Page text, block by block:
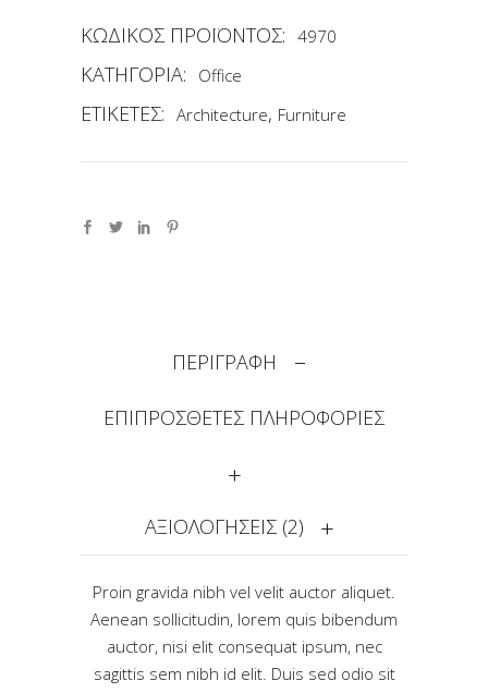
ΚΩΔΙΚΟΣ ΠΡΟΪΟΝΤΟΣ: 4970
ΚΑΤΗΓΟΡΙΑ: Office
ΕΤΙΚΕΤΕΣ: Architecture, Furniture
ΠΕΡΙΓΡΑΦΗ
ΕΠΙΠΡΟΣΘΕΤΕΣ ΠΛΗΡΟΦΟΡΙΕΣ
ΑΞΙΟΛΟΓΗΣΕΙΣ (2)
Proin gravida nibh vel velit auctor aliquet.
Aenean sollicitudin, lorem quis bibendum
auctor, nisi elit consequat ipsum, nec
sagittis sem nibh id elit. Duis sed odio sit